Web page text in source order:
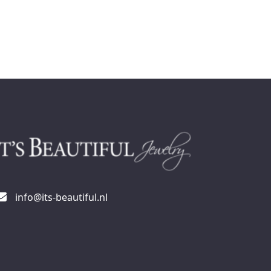
info@its-beautiful.nl